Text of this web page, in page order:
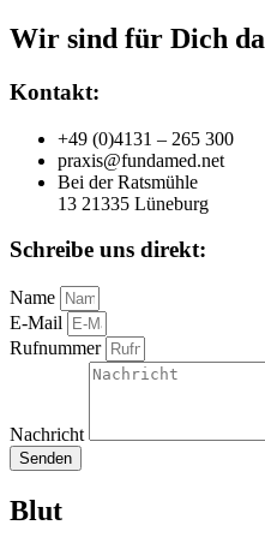
Wir sind für Dich da
Kontakt:
+49 (0)4131 – 265 300
praxis@fundamed.net
Bei der Ratsmühle
13 21335 Lüneburg
Schreibe uns direkt:
Name
E-Mail
Rufnummer
Nachricht
Senden
Blut